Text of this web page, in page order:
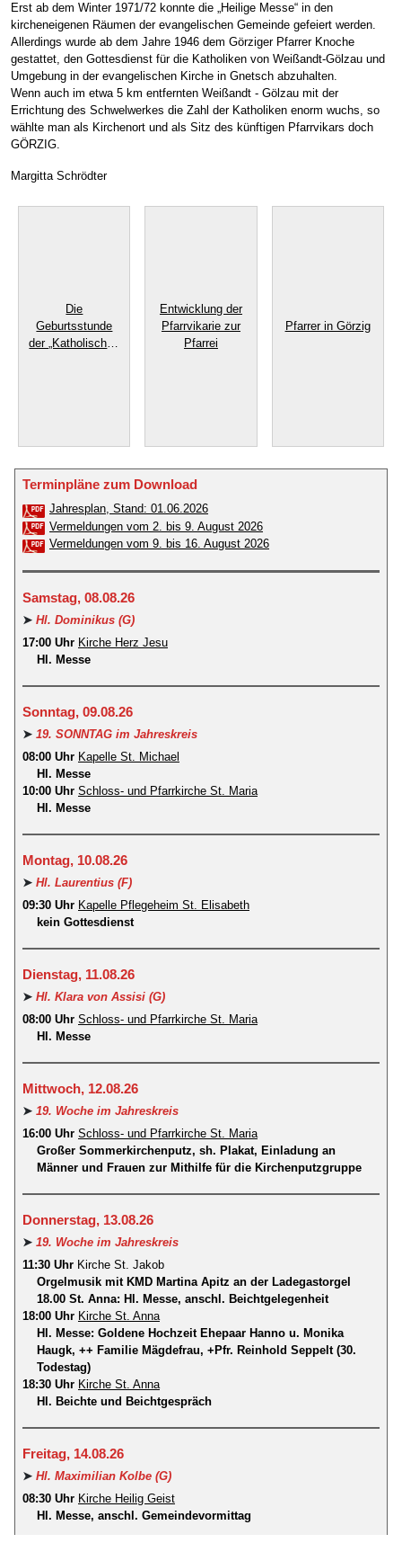
Erst ab dem Winter 1971/72 konnte die „Heilige Messe“ in den
kircheneigenen Räumen der evangelischen Gemeinde gefeiert werden.
Allerdings wurde ab dem Jahre 1946 dem Görziger Pfarrer Knoche
gestattet, den Gottesdienst für die Katholiken von Weißandt-Gölzau und
Umgebung in der evangelischen Kirche in Gnetsch abzuhalten.
Wenn auch im etwa 5 km entfernten Weißandt - Gölzau mit der
Errichtung des Schwelwerkes die Zahl der Katholiken enorm wuchs, so
wählte man als Kirchenort und als Sitz des künftigen Pfarrvikars doch
GÖRZIG.
Margitta Schrödter
Die
Geburtsstunde
der „Katholischen
Entwicklung der
Pfarrvikarie zur
Pfarrei
Pfarrer in Görzig
Terminpläne zum Download
Jahresplan, Stand: 01.06.2026
Vermeldungen vom 2. bis 9. August 2026
Vermeldungen vom 9. bis 16. August 2026
Samstag, 08.08.26
➤ Hl. Dominikus (G)
17:00 Uhr Kirche Herz Jesu
Hl. Messe
Sonntag, 09.08.26
➤ 19. SONNTAG im Jahreskreis
08:00 Uhr Kapelle St. Michael
Hl. Messe
10:00 Uhr Schloss- und Pfarrkirche St. Maria
Hl. Messe
Montag, 10.08.26
➤ Hl. Laurentius (F)
09:30 Uhr Kapelle Pflegeheim St. Elisabeth
kein Gottesdienst
Dienstag, 11.08.26
➤ Hl. Klara von Assisi (G)
08:00 Uhr Schloss- und Pfarrkirche St. Maria
Hl. Messe
Mittwoch, 12.08.26
➤ 19. Woche im Jahreskreis
16:00 Uhr Schloss- und Pfarrkirche St. Maria
Großer Sommerkirchenputz, sh. Plakat, Einladung an
Männer und Frauen zur Mithilfe für die Kirchenputzgruppe
Donnerstag, 13.08.26
➤ 19. Woche im Jahreskreis
11:30 Uhr Kirche St. Jakob
Orgelmusik mit KMD Martina Apitz an der Ladegastorgel
18.00 St. Anna: Hl. Messe, anschl. Beichtgelegenheit
18:00 Uhr Kirche St. Anna
Hl. Messe: Goldene Hochzeit Ehepaar Hanno u. Monika
Haugk, ++ Familie Mägdefrau, +Pfr. Reinhold Seppelt (30.
Todestag)
18:30 Uhr Kirche St. Anna
Hl. Beichte und Beichtgespräch
Freitag, 14.08.26
➤ Hl. Maximilian Kolbe (G)
08:30 Uhr Kirche Heilig Geist
Hl. Messe, anschl. Gemeindevormittag